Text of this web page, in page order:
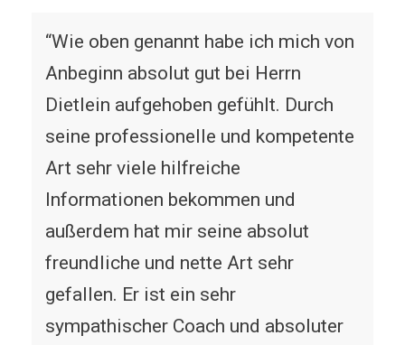
“Wie oben genannt habe ich mich von
Anbeginn absolut gut bei Herrn
Dietlein aufgehoben gefühlt. Durch
seine professionelle und kompetente
Art sehr viele hilfreiche
Informationen bekommen und
außerdem hat mir seine absolut
freundliche und nette Art sehr
gefallen. Er ist ein sehr
sympathischer Coach und absoluter